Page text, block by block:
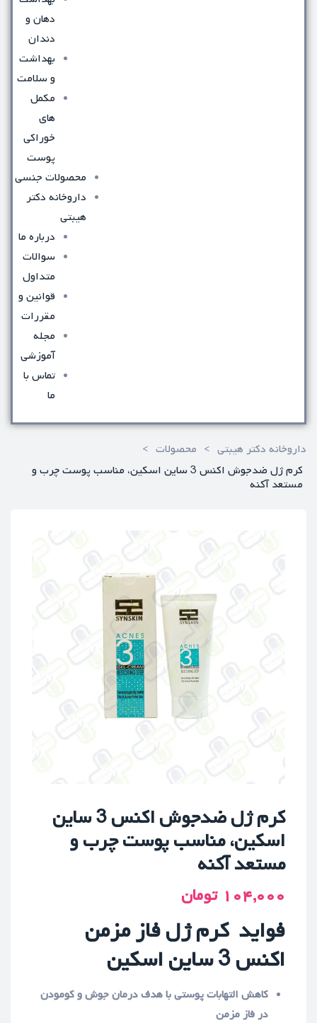
دهان و
دندان
بهداشت
و سلامت
مکمل
های
خوراکی
پوست
محصولات جنسی
داروخانه دکتر
هیبتی
درباره ما
سوالات
متداول
قوانین و
مقررات
مجله
آموزشی
تماس با
ما
داروخانه دکتر هیبتی > محصولات >
کرم ژل ضدجوش اکنس 3 ساین اسکین، مناسب پوست چرب و
مستعد آکنه
کرم ژل ضدجوش اکنس 3 ساین
اسکین، مناسب پوست چرب و
مستعد آکنه
۱۰۴,۰۰۰ تومان
فواید کرم ژل فاز مزمن
اکنس 3 ساین اسکین
کاهش التهابات پوستی با هدف درمان جوش و کومودن
در فاز مزمن